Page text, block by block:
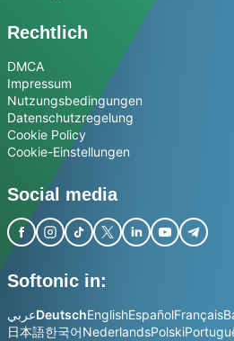
Rechtlich
DMCA
Impressum
Nutzungsbedingungen
Datenschutzregelung
Cookie Policy
Cookie-Einstellungen
Social media
Softonic in:
عربيDeutschEnglishEspañolFrançais
日本語한국어NederlandsPolski